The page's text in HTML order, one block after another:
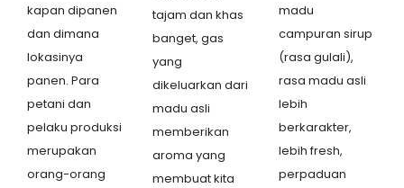
kapan dipanen
dan dimana
lokasinya
panen. Para
petani dan
pelaku produksi
merupakan
orang-orang
tajam dan khas
banget, gas
yang
dikeluarkan dari
madu asli
memberikan
aroma yang
membuat kita
madu
campuran sirup
(rasa gulali),
rasa madu asli
lebih
berkarakter,
lebih fresh,
perpaduan